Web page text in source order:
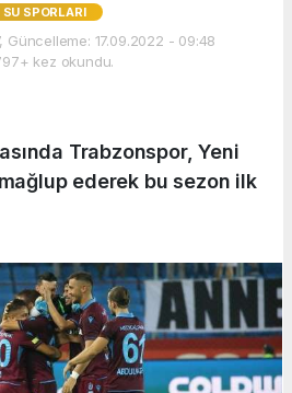
SU SPORLARI
Güncelleme: 17.09.2022 - 09:48
kez okundu.
Trabzonspor, Yeni
ederek bu sezon ilk